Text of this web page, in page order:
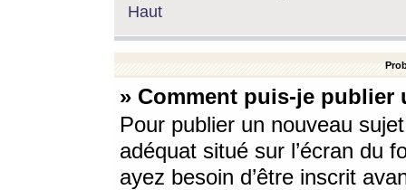
Haut
» Comment puis-je
Pour publier un nouveau
adéquat situé sur l’écran du
ayez besoin d’être inscrit